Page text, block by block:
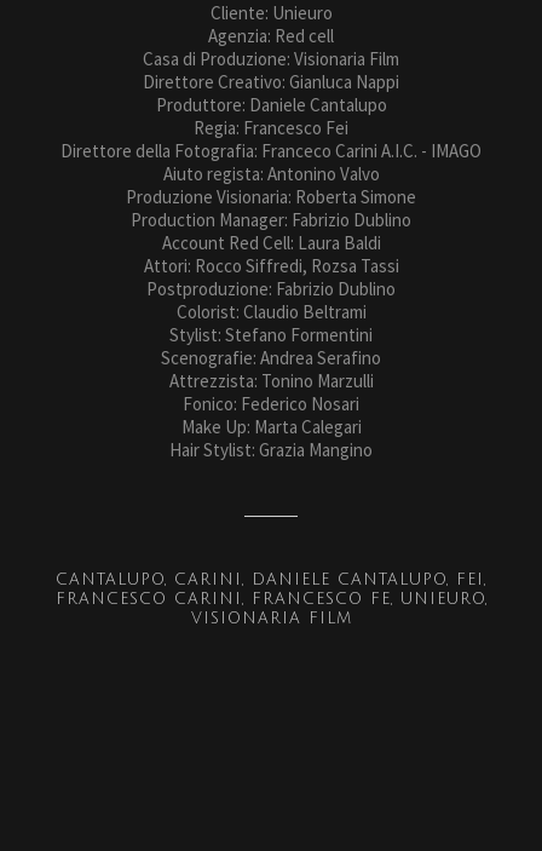
Cliente: Unieuro
Agenzia: Red cell
Casa di Produzione: Visionaria Film
Direttore Creativo: Gianluca Nappi
Produttore: Daniele Cantalupo
Regia: Francesco Fei
Direttore della Fotografia: Franceco Carini A.I.C. - IMAGO
Aiuto regista: Antonino Valvo
Produzione Visionaria: Roberta Simone
Production Manager: Fabrizio Dublino
Account Red Cell: Laura Baldi
Attori: Rocco Siffredi, Rozsa Tassi
Postproduzione: Fabrizio Dublino
Colorist: Claudio Beltrami
Stylist: Stefano Formentini
Scenografie: Andrea Serafino
Attrezzista: Tonino Marzulli
Fonico: Federico Nosari
Make Up: Marta Calegari
Hair Stylist: Grazia Mangino
CANTALUPO CARINI DANIELE CANTALUPO
FEI
FRANCESCO CARINI
FRANCESCO FE
UNIEURO
VISIONARIA FILM